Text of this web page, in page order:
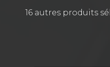
16 autres produits